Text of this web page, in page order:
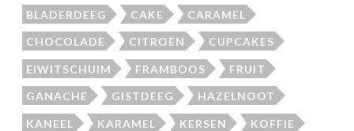
BLADERDEEG CAKE CARAMEL
CHOCOLADE CITROEN CUPCAKES
EIWITSCHUIM FRAMBOOS FRUIT
GANACHE GISTDEEG HAZELNOOT
KANEEL KARAMEL KERSEN KOFFIE